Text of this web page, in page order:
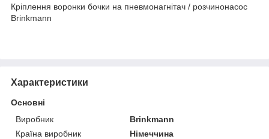
Кріплення воронки бочки на пневмонагнітач / розчинонасос
Brinkmann
Характеристики
Основні
Виробник
Brinkmann
Країна виробник
Німеччина